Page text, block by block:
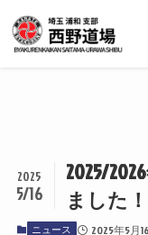
2025/
ました！
2025
5/16
ニュース 2025年5月